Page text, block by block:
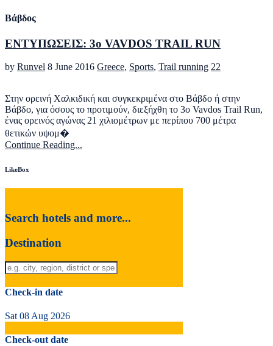
Βάβδος
ΕΝΤΥΠΩΣΕΙΣ: 3ο VAVDOS TRAIL RUN
by Runvel 8 June 2016 Greece, Sports, Trail running 22
Στην ορεινή Χαλκιδική και συγκεκριμένα στο Βάβδο ή στην
Βάβδο, για όσους το προτιμούν, διεξήχθη το 3ο Vavdos Trail Run,
ένας ορεινός αγώνας 21 χιλιομέτρων με περίπου 700 μέτρα
θετικών υψομ�
Continue Reading...
LikeBox
Search hotels and more...
Destination
Check-in date
Sat 08 Aug 2026
Check-out date